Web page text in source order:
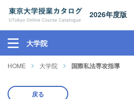
2026年度版
大学院
HOME 大学院 国際私法専攻指導
戻る